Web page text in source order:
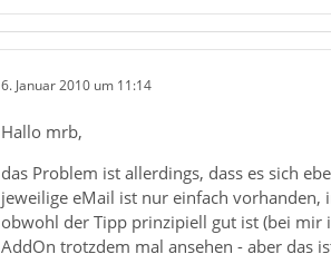
6. Januar 2010 um 11:14
Hallo mrb,
das Problem ist allerdings, dass es sich
jeweilige eMail ist nur einfach
obwohl der Tipp prinzipiell gut ist (bei mir
AddOn trotzdem mal ansehen - aber das